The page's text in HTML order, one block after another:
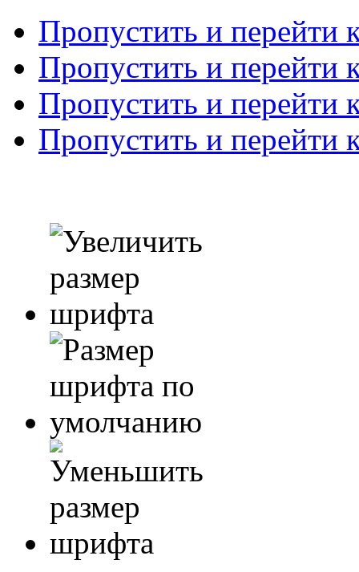
Пропустить и перейти
Пропустить и перейти
Пропустить и перейти
Пропустить и перейти